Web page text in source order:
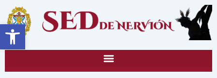
Abrir barra de herramientas
contenido